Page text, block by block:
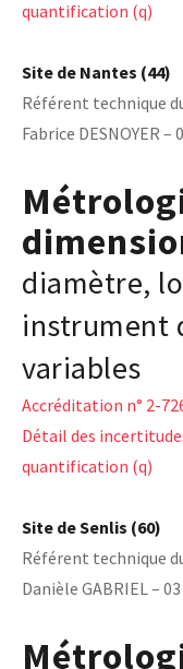
quantification (q)
Site de Nantes (44)
Référent technique
Fabrice DESNOYER –
diamètre,
instrument
variables
Accréditation n° 2-
Détail des
quantification (q)
Site de Senlis (60)
Référent technique
Danièle GABRIEL –